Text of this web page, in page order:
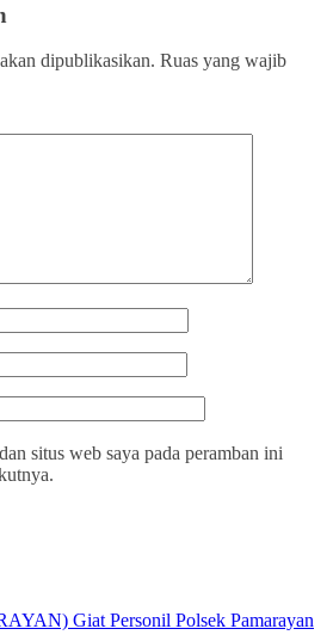
dipublikasikan. Ruas yang wajib
situs web saya pada peramban ini
Giat Personil Polsek Pamarayan